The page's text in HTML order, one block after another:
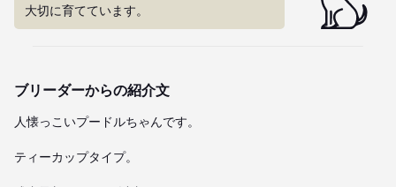
大切に育てています。
ブリーダーからの紹介文
人懐っこいプードルちゃんです。
ティーカップタイプ。